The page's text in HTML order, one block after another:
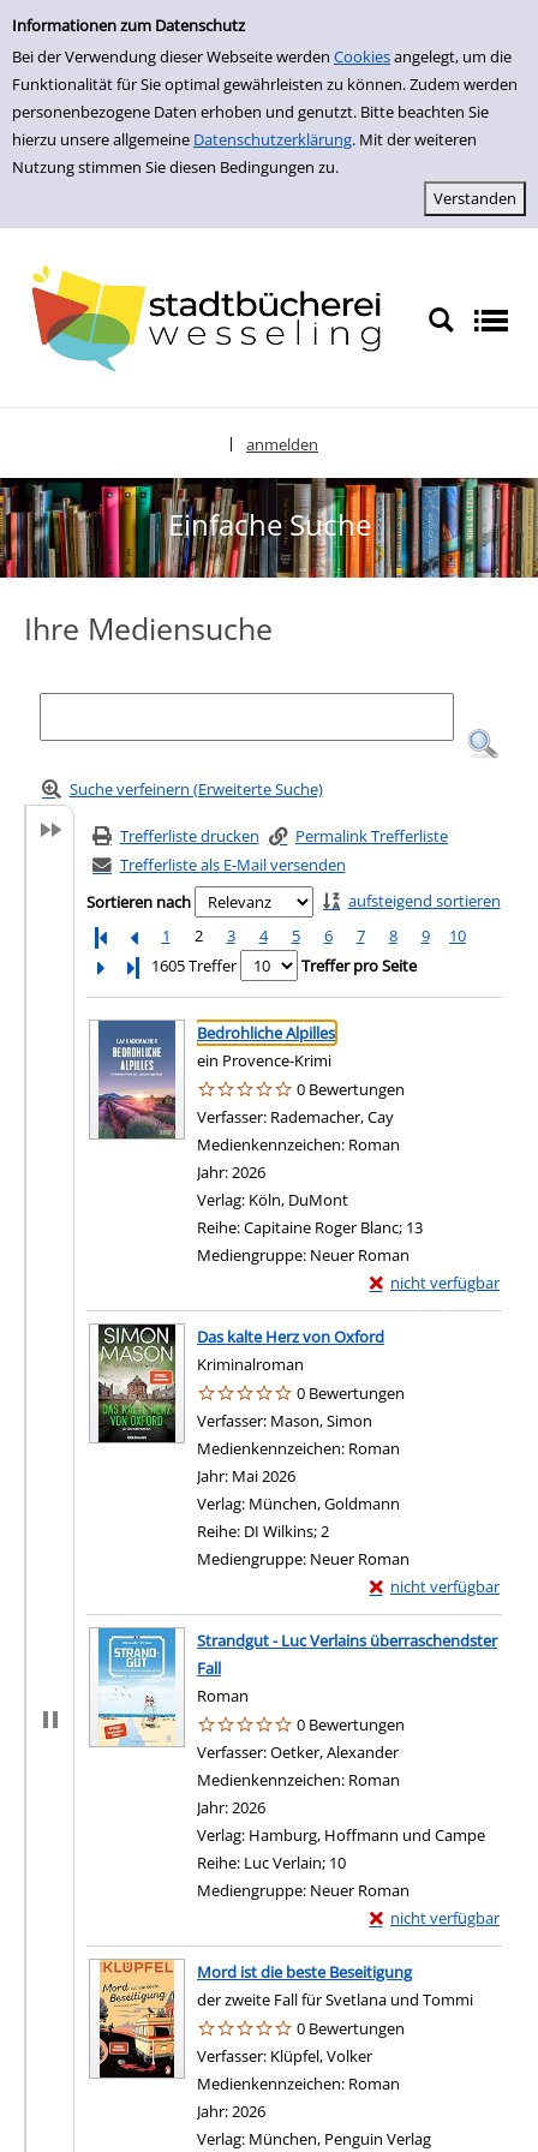
Informationen zum Datenschutz
Bei der Verwendung dieser Webseite werden Cookiesangelegt, um die
Funktionalität für Sie optimal gewährleisten zu können. Zudem werden
personenbezogene Daten erhoben und genutzt. Bitte beachten Sie
hierzu unsere allgemeine Datenschutzerklärung. Mit der weiteren
Nutzung stimmen Sie diesen Bedingungen zu.
zur Navigation springen
zum Inhalt springen
Zu den Suchfiltern springen
Zur Trefferliste springen
anmelden
Einfache Suche
Ihre Mediensuche
Suche verfeinern (Erweiterte Suche)
Trefferliste drucken
Permalink Trefferliste
Trefferliste als E-Mail versenden
Sortieren nach
aufsteigend sortieren
1
2 3 4 5 6 7 8 9
10
Letzte Seite
1605 Treffer Treffer pro Seite
Suchergebnis
Zu den Suchfiltern springen
Bedrohliche Alpilles
ein Provence-Krimi
0 Bewertungen
Verfasser: Rademacher, Cay
Medienkennzeichen: Roman
Jahr:2026
Verlag: Köln, DuMont
Reihe:Capitaine Roger Blanc; 13
Mediengruppe: Neuer Roman
nicht verfügbar
Exemplar-Details von
Das kalte Herz von Oxford
Kriminalroman
0 Bewertungen
Verfasser: Mason, Simon
Medienkennzeichen: Roman
Jahr: Mai 2026
Verlag: München, Goldmann
Reihe: DI Wilkins; 2
Mediengruppe: Neuer Roman
nicht verfügbar
Exemplar-Details von
Strandgut - Luc Verlains überraschendster
Fall
Roman
0 Bewertungen
Verfasser:Oetker, Alexander
Medienkennzeichen: Roman
Jahr:2026
Verlag: Hamburg, Hoffmann und Campe
Reihe: Luc Verlain; 10
Mediengruppe: Neuer Roman
nicht verfügbar
Exemplar-Details von
Mord ist die beste Beseitigung
der zweite Fall für Svetlana und Tommi
0 Bewertungen
Verfasser: Klüpfel, Volker
Medienkennzeichen: Roman
Jahr:2026
Verlag: München, Penguin Verlag